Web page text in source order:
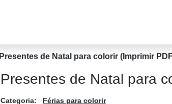
Presentes de Natal para colorir (Imprimir
Presentes de Natal para
Categoria: Férias para colorir